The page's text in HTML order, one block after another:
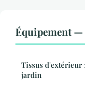
Équipement —
Tissus d'extérieur
jardin